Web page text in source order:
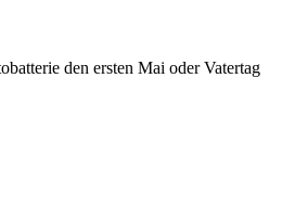
den ersten Mai oder Vatertag